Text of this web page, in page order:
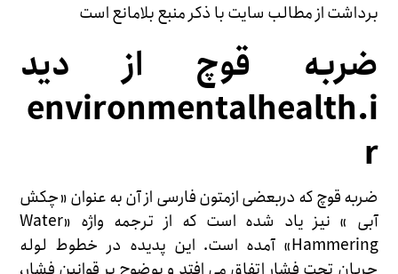
برداشت از مطالب سایت با ذکر منبع بلامانع است
ضربه قوچ از دید
environmentalhealth.i
r
ضربه قوچ که دربعضی ازمتون فارسی از آن به عنوان «چکش
آبی » نیز یاد شده است که از ترجمه واژه «Water
Hammering» آمده است. این پدیده در خطوط لوله